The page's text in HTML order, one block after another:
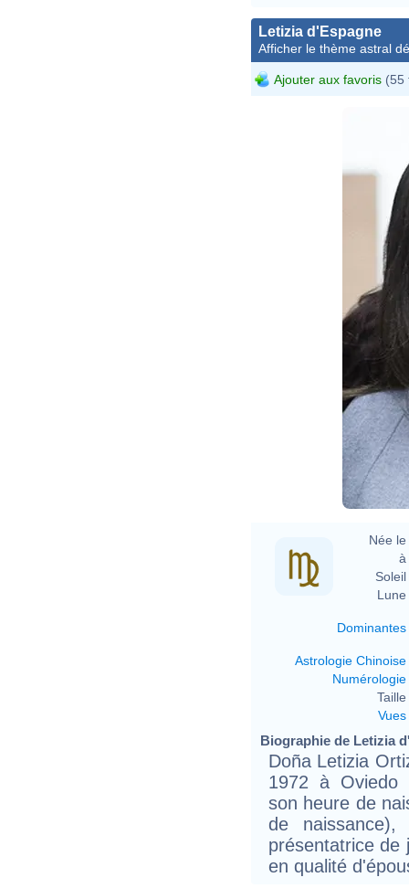
Letizia d'Espagne
Afficher le thème astral
Ajouter aux favoris (55
Née le
à
Soleil
Lune
Dominantes
Astrologie Chinoise
Numérologie
Taille
Vues
Biographie de Letizia
Doña Letizia
1972 à Oviedo
son heure de
de
présentatrice de
en qualité